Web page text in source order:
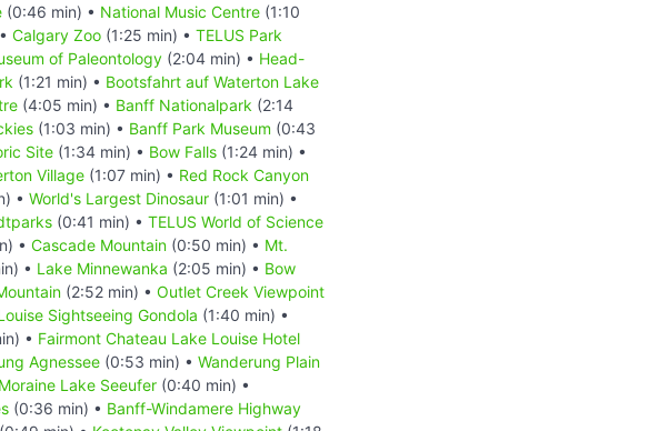
(0:46 min) • National Music Centre (1:10
Calgary Zoo (1:25 min) • TELUS Park
of Paleontology (2:04 min) • Head-
(1:21 min) • Bootsfahrt auf Waterton Lake
(4:05 min) • Banff Nationalpark (2:14
(1:03 min) • Banff Park Museum (0:43
Site (1:34 min) • Bow Falls (1:24 min) •
Village (1:07 min) • Red Rock Canyon
• World's Largest Dinosaur (1:01 min) •
(0:41 min) • TELUS World of Science
• Cascade Mountain (0:50 min) • Mt.
• Lake Minnewanka (2:05 min) • Bow
(2:52 min) • Outlet Creek Viewpoint
Sightseeing Gondola (1:40 min) •
• Fairmont Chateau Lake Louise Hotel
Agnessee (0:53 min) • Wanderung Plain
Lake Seeufer (0:40 min) •
(0:36 min) • Banff-Windamere Highway